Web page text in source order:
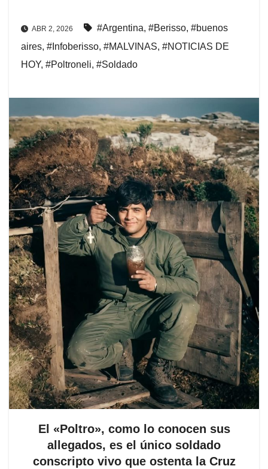
ABR 2, 2026 #Argentina, #Berisso, #buenos
aires, #Infoberisso, #MALVINAS, #NOTICIAS DE
HOY, #Poltroneli, #Soldado
El «Poltro», como lo conocen sus
allegados, es el único soldado
conscripto vivo que ostenta la Cruz